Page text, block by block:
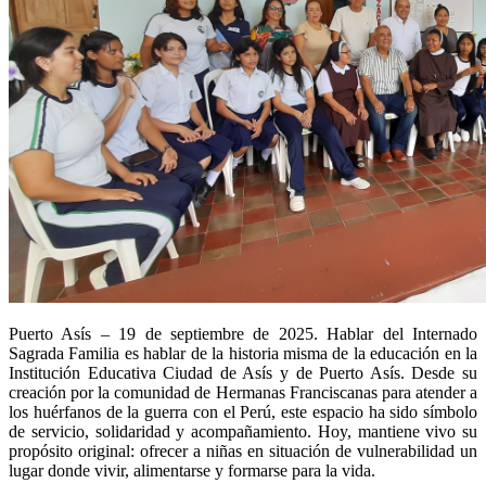
Puerto Asís – 19 de septiembre de 2025. Hablar del Internado
Sagrada Familia es hablar de la historia misma de la educación en la
Institución Educativa Ciudad de Asís y de Puerto Asís. Desde su
creación por la comunidad de Hermanas Franciscanas para atender a
los huérfanos de la guerra con el Perú, este espacio ha sido símbolo
de servicio, solidaridad y acompañamiento. Hoy, mantiene vivo su
propósito original: ofrecer a niñas en situación de vulnerabilidad un
lugar donde vivir, alimentarse y formarse para la vida.